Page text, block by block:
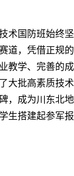
术国防班始终
道，凭借正规
教学、完善的
大批高素质技
，成为川东北
生搭建起参军